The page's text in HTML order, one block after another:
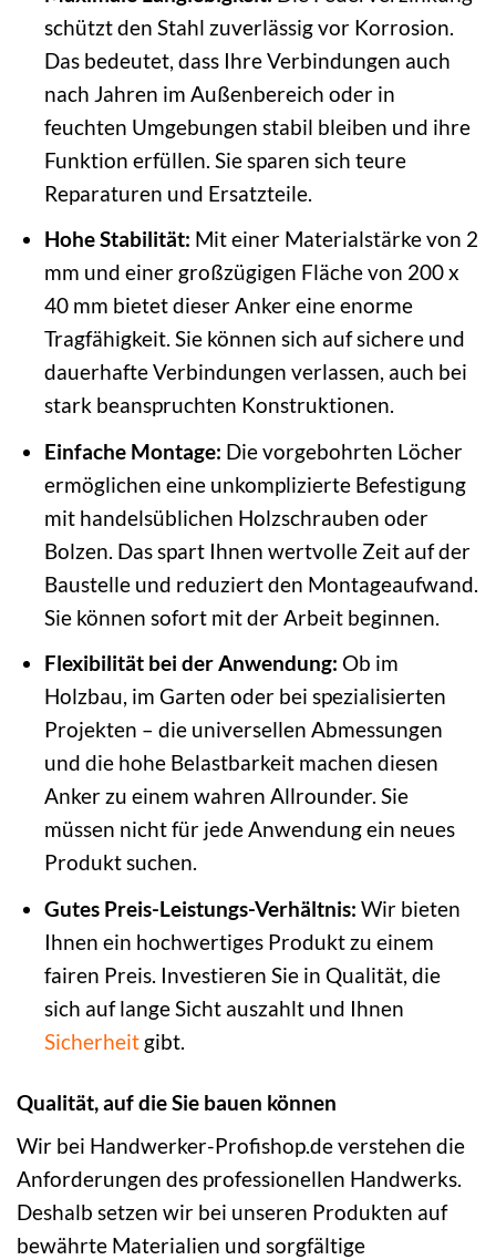
schützt den Stahl zuverlässig vor Korrosion.
Das bedeutet, dass Ihre Verbindungen auch
nach Jahren im Außenbereich oder in
feuchten Umgebungen stabil bleiben und ihre
Funktion erfüllen. Sie sparen sich teure
Reparaturen und Ersatzteile.
Hohe Stabilität: Mit einer Materialstärke von 2
mm und einer großzügigen Fläche von 200 x
40 mm bietet dieser Anker eine enorme
Tragfähigkeit. Sie können sich auf sichere und
dauerhafte Verbindungen verlassen, auch bei
stark beanspruchten Konstruktionen.
Einfache Montage: Die vorgebohrten Löcher
ermöglichen eine unkomplizierte Befestigung
mit handelsüblichen Holzschrauben oder
Bolzen. Das spart Ihnen wertvolle Zeit auf der
Baustelle und reduziert den Montageaufwand.
Sie können sofort mit der Arbeit beginnen.
Flexibilität bei der Anwendung: Ob im
Holzbau, im Garten oder bei spezialisierten
Projekten – die universellen Abmessungen
und die hohe Belastbarkeit machen diesen
Anker zu einem wahren Allrounder. Sie
müssen nicht für jede Anwendung ein neues
Produkt suchen.
Gutes Preis-Leistungs-Verhältnis: Wir bieten
Ihnen ein hochwertiges Produkt zu einem
fairen Preis. Investieren Sie in Qualität, die
sich auf lange Sicht auszahlt und Ihnen
Sicherheitgibt.
Qualität, auf die Sie bauen können
Wir bei Handwerker-Profishop.de verstehen die
Anforderungen des professionellen Handwerks.
Deshalb setzen wir bei unseren Produkten auf
bewährte Materialien und sorgfältige